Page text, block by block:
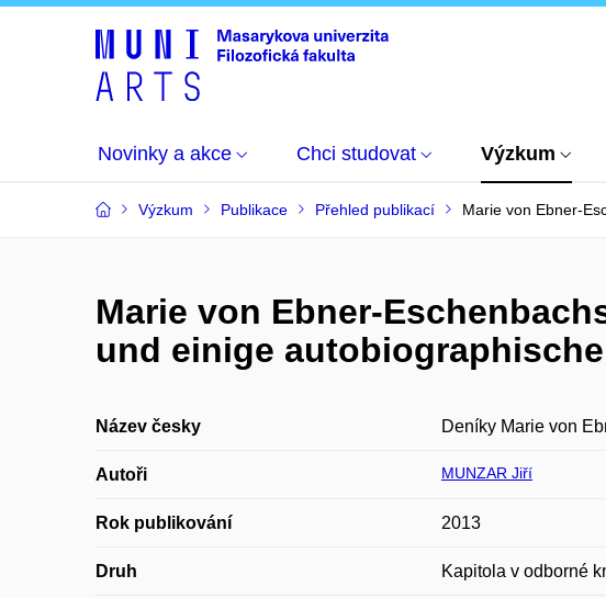
Novinky a akce Chci studovat Výzkum
Výzkum Publikace Přehled publikací Marie von Ebner-
Marie von Ebner-
und einige
Název česky Deníky Marie von
Autoři MUNZAR Jiří
Rok publikování 2013
Druh Kapitola v odborné